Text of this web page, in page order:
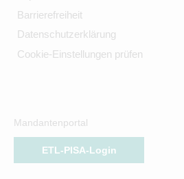
Barrierefreiheit
Datenschutzerklärung
Cookie-Einstellungen prüfen
Mandantenportal
ETL-PISA-Login